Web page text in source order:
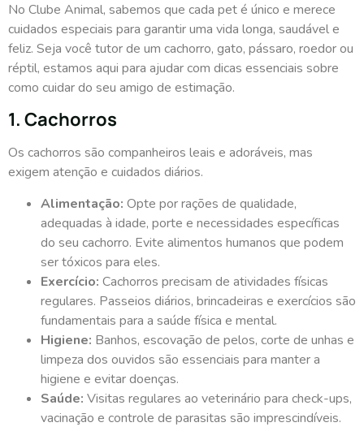
No Clube Animal, sabemos que cada pet é único e merece
cuidados especiais para garantir uma vida longa, saudável e
feliz. Seja você tutor de um cachorro, gato, pássaro, roedor ou
réptil, estamos aqui para ajudar com dicas essenciais sobre
como cuidar do seu amigo de estimação.
1. Cachorros
Os cachorros são companheiros leais e adoráveis, mas
exigem atenção e cuidados diários.
Alimentação: Opte por rações de qualidade,
adequadas à idade, porte e necessidades específicas
do seu cachorro. Evite alimentos humanos que podem
ser tóxicos para eles.
Exercício: Cachorros precisam de atividades físicas
regulares. Passeios diários, brincadeiras e exercícios são
fundamentais para a saúde física e mental.
Higiene: Banhos, escovação de pelos, corte de unhas e
limpeza dos ouvidos são essenciais para manter a
higiene e evitar doenças.
Saúde: Visitas regulares ao veterinário para check-ups,
vacinação e controle de parasitas são imprescindíveis.